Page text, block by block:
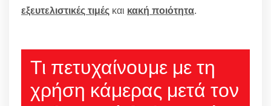
εξευτελιστικές τιμές και κακή ποιότητα.
Τι πετυχαίνουμε με τη
χρήση κάμερας μετά τον